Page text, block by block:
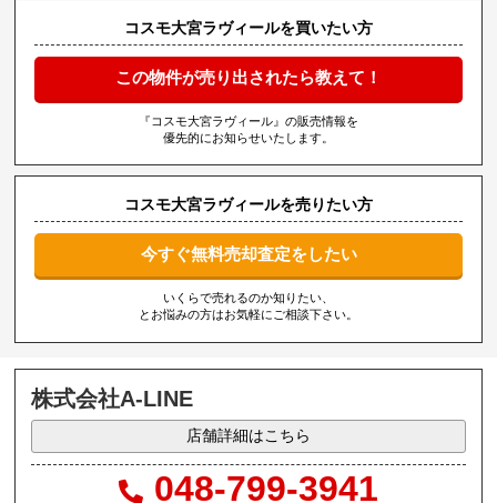
コスモ大宮ラヴィールを買いたい方
この物件が売り出されたら教えて！
『コスモ大宮ラヴィール』の販売情報を
優先的にお知らせいたします。
コスモ大宮ラヴィールを売りたい方
今すぐ無料売却査定をしたい
いくらで売れるのか知りたい、
とお悩みの方はお気軽にご相談下さい。
株式会社A-LINE
店舗詳細はこちら
048-799-3941